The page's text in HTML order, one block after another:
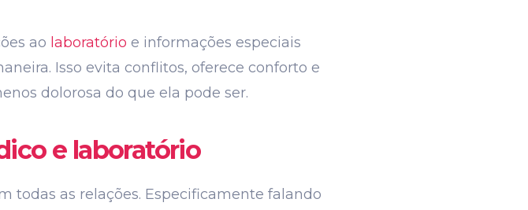
ao laboratório e informações especiais
Isso evita conflitos, oferece conforto e
dolorosa do que ela pode ser.
e laboratório
todas as relações. Especificamente falando